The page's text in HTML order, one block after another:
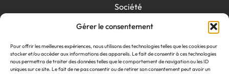
Gérer le consentement
Pour offrir les meilleures expériences, nous utilisons des technologies telles que les cookies pour
stocker et/ou accéder aux informations des appareils. Le fait de consentir à ces technologies
nous permettra de traiter des données telles que le comportement de navigation ou les ID
uniques sur ce site. Le fait de ne pas consentir ou de retirer son consentement peut avoir un
Société
end
Ambition
by EDF